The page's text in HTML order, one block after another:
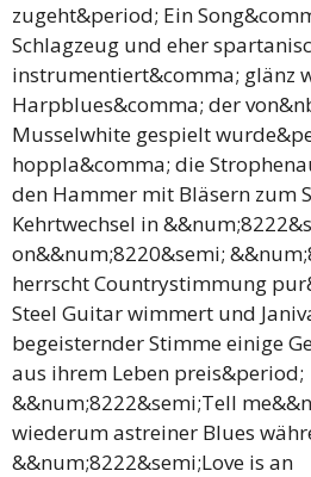
zugeht&period; Ein
Schlagzeug und eher
instrumentiert&comma; glänz
Harpblues&comma; der
Musselwhite gespielt
hoppla&comma; die
den Hammer mit Bläsern zum
Kehrtwechsel in
on&&num;8220&semi;
herrscht Countrystimmung
Steel Guitar wimmert und
begeisternder Stimme einige
aus ihrem Leben preis&period;
&&num;8222&semi;Tell
wiederum astreiner Blues
&&num;8222&semi;Love is an